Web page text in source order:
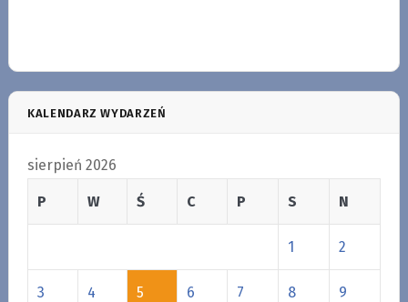
KALENDARZ WYDARZEŃ
sierpień 2026
P W Ś C P S N
1 2
3 4 5 6 7 8 9